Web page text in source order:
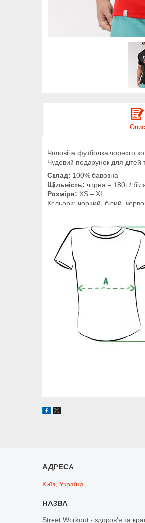
Опис
Чоловіча футболка чорного
Чудовий подарунок для дітей
Склад: 100% бавовна
Щільність: чорна – 180г /
Розміри: XS – XL
Кольори: чорний, білий,
Київ, Україна
Street Workout - здоров'я та